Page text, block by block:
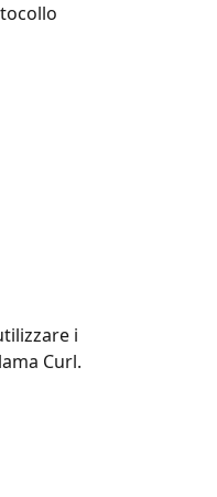
i
Curl.